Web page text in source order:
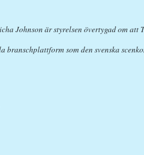
Johnson är styrelsen övertygad om att
som den svenska